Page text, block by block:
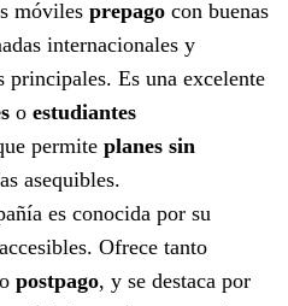
móviles prepago con buenas
internacionales y
principales. Es una excelente
o estudiantes
permite planes sin
asequibles.
es conocida por su
Ofrece tanto
postpago, y se destaca por